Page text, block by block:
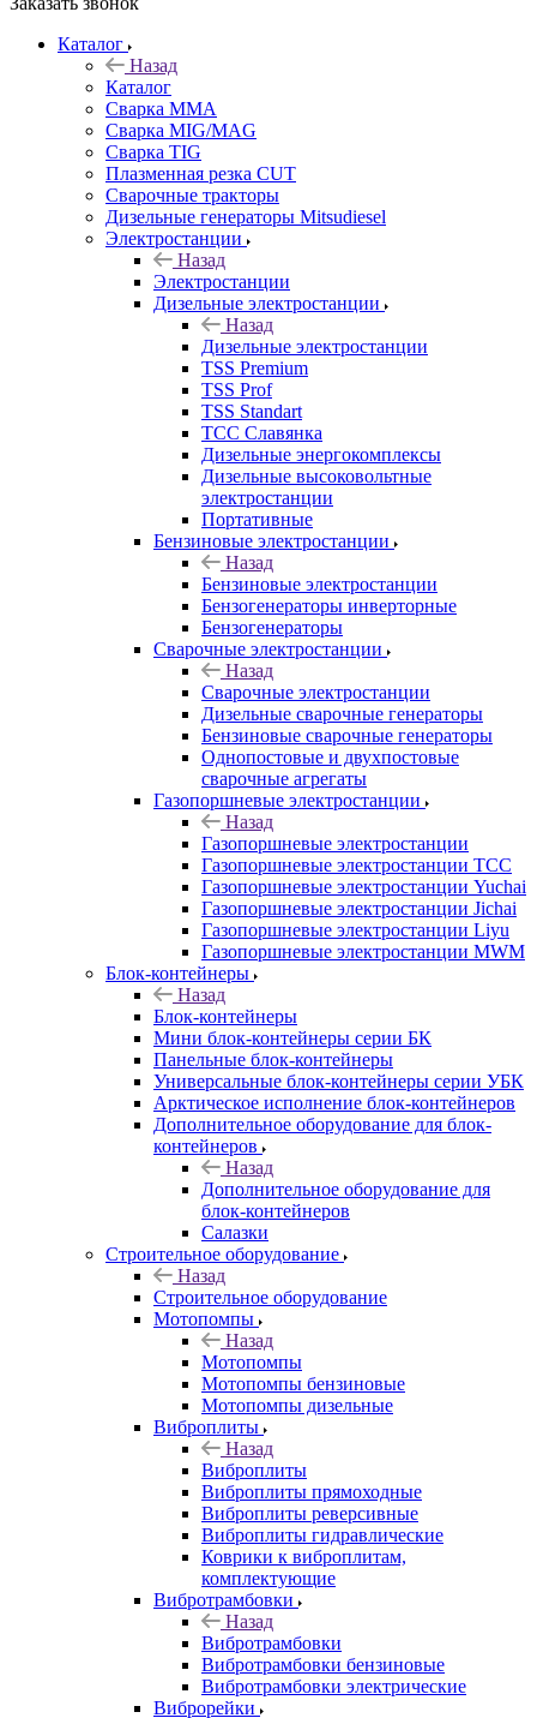
Каталог
Назад
Каталог
Сварка MMA
Сварка MIG/MAG
Сварка TIG
Плазменная резка CUT
Сварочные тракторы
Дизельные генераторы Mitsudiesel
Электростанции
Назад
Электростанции
Дизельные электростанции
Назад
Дизельные электростанции
TSS Premium
TSS Prof
TSS Standart
ТСС Славянка
Дизельные энергокомплексы
Дизельные высоковольтные
электростанции
Портативные
Бензиновые электростанции
Назад
Бензиновые электростанции
Бензогенераторы инверторные
Бензогенераторы
Сварочные электростанции
Назад
Сварочные электростанции
Дизельные сварочные генераторы
Бензиновые сварочные генераторы
Однопостовые и двухпостовые
сварочные агрегаты
Газопоршневые электростанции
Назад
Газопоршневые электростанции
Газопоршневые электростанции ТСС
Газопоршневые электростанции Yuchai
Газопоршневые электростанции Jichai
Газопоршневые электростанции Liyu
Газопоршневые электростанции MWM
Блок-контейнеры
Назад
Блок-контейнеры
Мини блок-контейнеры серии БК
Панельные блок-контейнеры
Универсальные блок-контейнеры серии УБК
Арктическое исполнение блок-контейнеров
Дополнительное оборудование для блок-
контейнеров
Назад
Дополнительное оборудование для
блок-контейнеров
Салазки
Строительное оборудование
Назад
Строительное оборудование
Мотопомпы
Назад
Мотопомпы
Мотопомпы бензиновые
Мотопомпы дизельные
Виброплиты
Назад
Виброплиты
Виброплиты прямоходные
Виброплиты реверсивные
Виброплиты гидравлические
Коврики к виброплитам,
комплектующие
Вибротрамбовки
Назад
Вибротрамбовки
Вибротрамбовки бензиновые
Вибротрамбовки электрические
Виброрейки